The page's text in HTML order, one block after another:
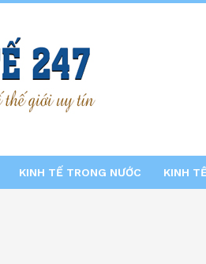
KINH TẾ TRONG NƯỚC KINH